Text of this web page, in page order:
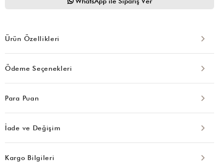
Ürün Özellikleri
Ödeme Seçenekleri
Para Puan
İade ve Değişim
Kargo Bilgileri